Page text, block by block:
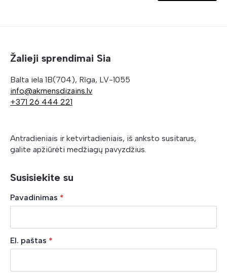
Žalieji sprendimai Sia
Balta iela 1B(704), Rīga, LV-1055
info@akmensdizains.lv
+371 26 444 221
Antradieniais ir ketvirtadieniais, iš anksto susitarus,
galite apžiūrėti medžiagų pavyzdžius.
Susisiekite su
Pavadinimas *
El. paštas *